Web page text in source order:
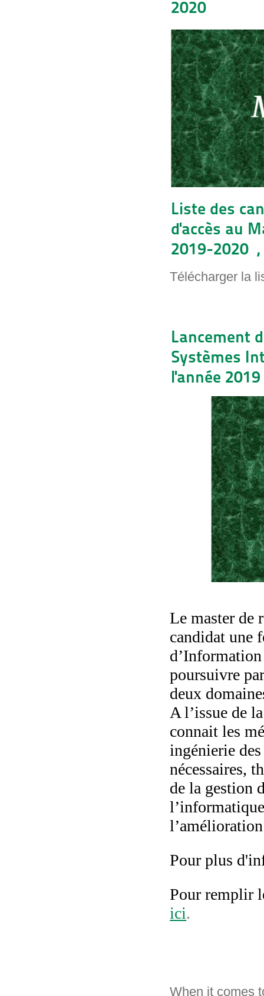
2020
Liste des
d'accès au
2019-2020
Télécharger la
Lancement
Systèmes
l'année
Le master de
candidat une
poursuivre
deux
A l’issue de
connait les
ingénierie
nécessaires,
de la gestion
Pour plus
Pour remplir
ici.
When it comes